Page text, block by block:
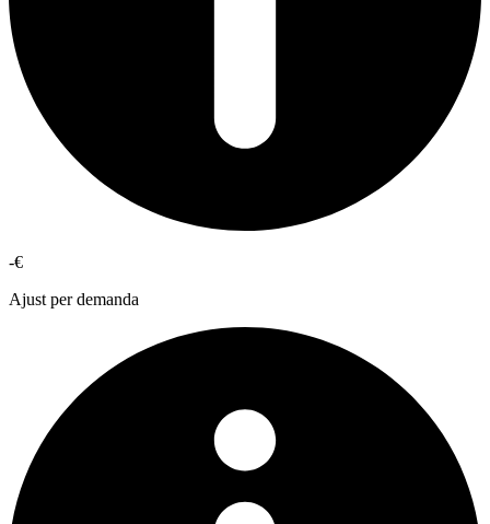
-€
Ajust per demanda